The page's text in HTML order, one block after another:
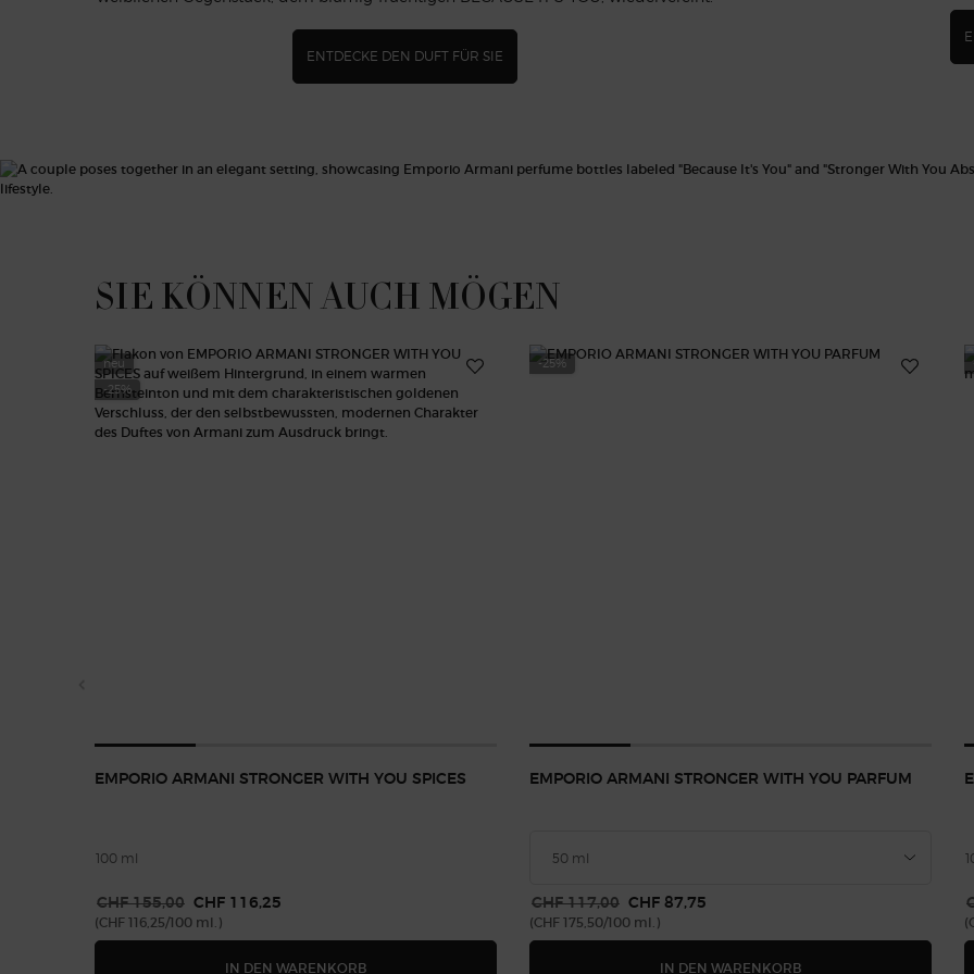
ENTDECKE DEN DUFT FÜR SIE
SIE KÖNNEN AUCH MÖGEN
neu
-25%
EMPORIO ARMANI STRONGER WITH YOU SPICES
100 ml
Alter Preis
CHF 155,00 Neuer Preis
CHF 116,25
(CHF 116,25/100 ml.)
IN DEN WARENKORB EMPORIO ARMANI STRONGER WITH YOU SPICES
-25%
EMPORIO ARMANI STRONGER WITH YOU PARFUM
Alter Preis
CHF 117,00 Neuer Preis
CHF 87,75
(CHF 175,50/100 ml.)
IN DEN WARENKORB EMPORIO ARMANI